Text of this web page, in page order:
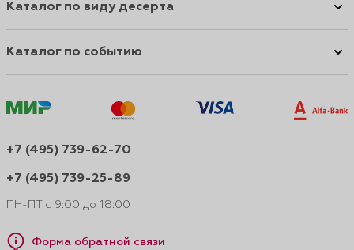
Каталог по виду десерта
Каталог по событию
+7 (495) 739-62-70
+7 (495) 739-25-89
ПН-ПТ с 9:00 до 18:00
Форма обратной связи